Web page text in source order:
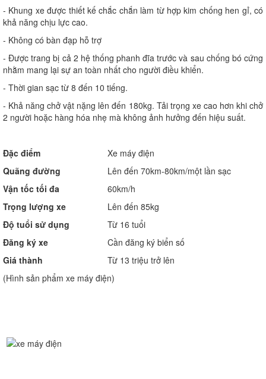
- Khung xe được thiết kế chắc chắn làm từ hợp kim chống hen gỉ, có
khả năng chịu lực cao.
- Không có bàn đạp hỗ trợ
- Được trang bị cả 2 hệ thống phanh đĩa trước và sau chống bó cứng
nhằm mang lại sự an toàn nhất cho người điều khiển.
- Thời gian sạc từ 8 đến 10 tiếng.
- Khả năng chở vật nặng lên đến 180kg. Tải trọng xe cao hơn khi chở
2 người hoặc hàng hóa nhẹ mà không ảnh hưởng đến hiệu suất.
Đặc điểm
Xe máy điện
Quãng đường
Lên đến 70km-80km/một lần sạc
Vận tốc tối đa
60km/h
Trọng lượng xe
Lên đến 85kg
Độ tuổi sử dụng
Từ 16 tuổi
Đăng ký xe
Cần đăng ký biển số
Giá thành
Từ 13 triệu trở lên
(Hình sản phẩm xe máy điện)